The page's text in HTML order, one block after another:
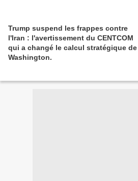
Trump suspend les frappes contre
l'Iran : l'avertissement du CENTCOM
qui a changé le calcul stratégique de
Washington.